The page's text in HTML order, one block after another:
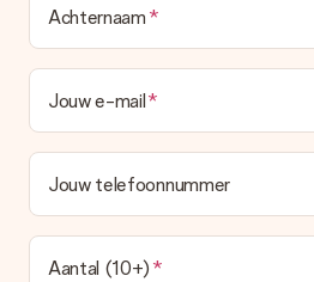
Achternaam
Jouw e-mail
Jouw telefoonnummer
Aantal (10+)